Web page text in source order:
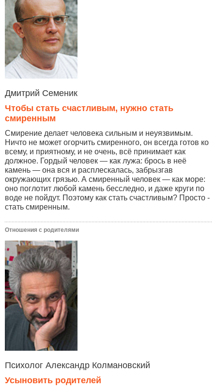
Дмитрий Семеник
Чтобы стать счастливым, нужно стать
смиренным
Смирение делает человека сильным и неуязвимым.
Ничто не может огорчить смиренного, он всегда готов ко
всему, и приятному, и не очень, всё принимает как
должное. Гордый человек — как лужа: брось в неё
камень — она вся и расплескалась, забрызгав
окружающих грязью. А смиренный человек — как море:
оно поглотит любой камень бесследно, и даже круги по
воде не пойдут. Поэтому как стать счастливым? Просто -
стать смиренным.
Отношения с родителями
Психолог Александр Колмановский
Усыновить родителей